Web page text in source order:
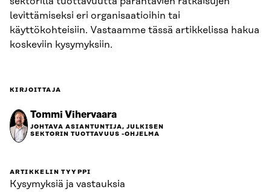
levittämiseksi eri organisaatioihin tai
käyttökohteisiin. Vastaamme tässä artikkelissa hakua
koskeviin kysymyksiin.
KIRJOITTAJA
Tommi Vihervaara
JOHTAVA ASIANTUNTIJA, JULKISEN
SEKTORIN TUOTTAVUUS -OHJELMA
ARTIKKELIN TYYPPI
Kysymyksiä ja vastauksia